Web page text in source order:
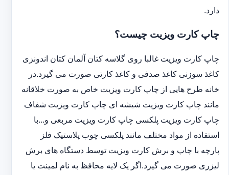
دارد.
چاپ کارت ویزیت چیست؟
چاپ کارت ویزیت غالبا روی گلاسه کتان آلمان کتان اندونزی
کاغذ سوزنی کاغذ صدفی و کاغذ کارتی صورت می گیرد.در
خانه طرح هایی از چاپ کارت ویزیت خاص به صورت خلاقانه
مانند چاپ کارت ویزیت شیشه ای چاپ کارت ویزیت شفاف
چاپ کارت ویزیت پلکسی چاپ کارت ویزیت مربعی و...با
استفاده از مواد مختلف مانند پلکسی چوب پلاستیک فلز
پارچه با چاپ و برش کارت ویزیت توسط دستگاه های برش
لیزری صورت می گیرد.اگر یک لایه محافظ به نام لمینت یا